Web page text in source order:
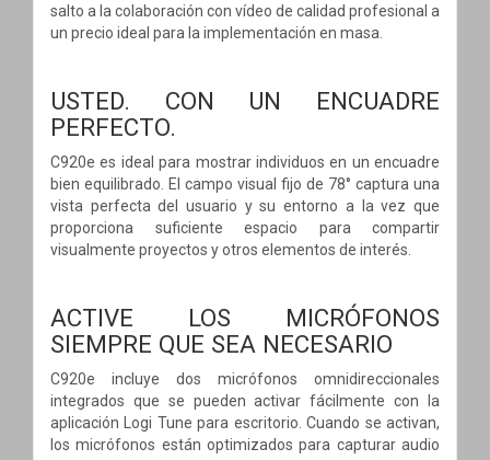
salto a la colaboración con vídeo de calidad profesional a
un precio ideal para la implementación en masa.
USTED. CON UN ENCUADRE
PERFECTO.
C920e es ideal para mostrar individuos en un encuadre
bien equilibrado. El campo visual fijo de 78° captura una
vista perfecta del usuario y su entorno a la vez que
proporciona suficiente espacio para compartir
visualmente proyectos y otros elementos de interés.
ACTIVE LOS MICRÓFONOS
SIEMPRE QUE SEA NECESARIO
C920e incluye dos micrófonos omnidireccionales
integrados que se pueden activar fácilmente con la
aplicación Logi Tune para escritorio. Cuando se activan,
los micrófonos están optimizados para capturar audio